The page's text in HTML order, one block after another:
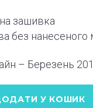
зашивка
без
– Березень
У КОШИК